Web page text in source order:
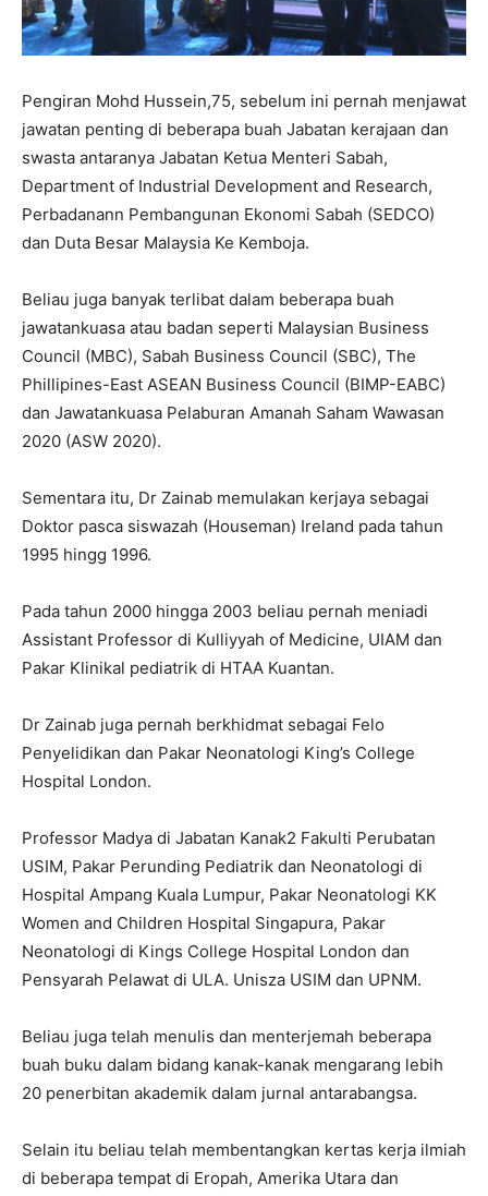
Pengiran Mohd Hussein,75, sebelum ini pernah menjawat
jawatan penting di beberapa buah Jabatan kerajaan dan
swasta antaranya Jabatan Ketua Menteri Sabah,
Department of Industrial Development and Research,
Perbadanann Pembangunan Ekonomi Sabah (SEDCO)
dan Duta Besar Malaysia Ke Kemboja.
Beliau juga banyak terlibat dalam beberapa buah
jawatankuasa atau badan seperti Malaysian Business
Council (MBC), Sabah Business Council (SBC), The
Phillipines-East ASEAN Business Council (BIMP-EABC)
dan Jawatankuasa Pelaburan Amanah Saham Wawasan
2020 (ASW 2020).
Sementara itu, Dr Zainab memulakan kerjaya sebagai
Doktor pasca siswazah (Houseman) Ireland pada tahun
1995 hingg 1996.
Pada tahun 2000 hingga 2003 beliau pernah meniadi
Assistant Professor di Kulliyyah of Medicine, UIAM dan
Pakar Klinikal pediatrik di HTAA Kuantan.
Dr Zainab juga pernah berkhidmat sebagai Felo
Penyelidikan dan Pakar Neonatologi King’s College
Hospital London.
Professor Madya di Jabatan Kanak2 Fakulti Perubatan
USIM, Pakar Perunding Pediatrik dan Neonatologi di
Hospital Ampang Kuala Lumpur, Pakar Neonatologi KK
Women and Children Hospital Singapura, Pakar
Neonatologi di Kings College Hospital London dan
Pensyarah Pelawat di ULA. Unisza USIM dan UPNM.
Beliau juga telah menulis dan menterjemah beberapa
buah buku dalam bidang kanak-kanak mengarang lebih
20 penerbitan akademik dalam jurnal antarabangsa.
Selain itu beliau telah membentangkan kertas kerja ilmiah
di beberapa tempat di Eropah, Amerika Utara dan